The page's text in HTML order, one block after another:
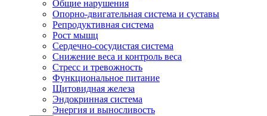
Общие нарушения
Опорно-двигательная система и суставы
Репродуктивная система
Рост мышц
Сердечно-сосудистая система
Снижение веса и контроль веса
Стресс и тревожность
Функциональное питание
Щитовидная железа
Эндокринная система
Энергия и выносливость